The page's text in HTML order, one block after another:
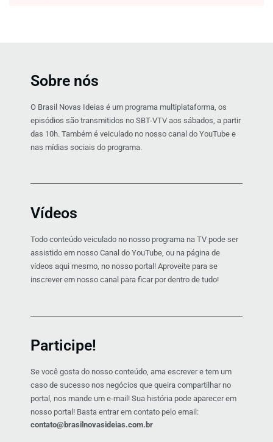
Sobre nós
O Brasil Novas Ideias é um programa multiplataforma, os
episódios são transmitidos no SBT-VTV aos sábados, a partir
das 10h. Também é veiculado no nosso canal do YouTube e
nas mídias sociais do programa.
Vídeos
Todo conteúdo veiculado no nosso programa na TV pode ser
assistido em nosso Canal do YouTube, ou na página de
vídeos aqui mesmo, no nosso portal! Aproveite para se
inscrever em nosso canal para ficar por dentro de tudo!
Participe!
Se você gosta do nosso conteúdo, ama escrever e tem um
caso de sucesso nos negócios que queira compartilhar no
portal, nos mande um e-mail! Sua história pode aparecer em
nosso portal! Basta entrar em contato pelo email:
contato@brasilnovasideias.com.br